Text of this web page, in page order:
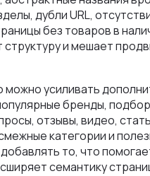
дубли URL,
без товаров в
структуру и мешает
можно усиливать
бренды,
отзывы, видео,
категории и
то, что
семантику